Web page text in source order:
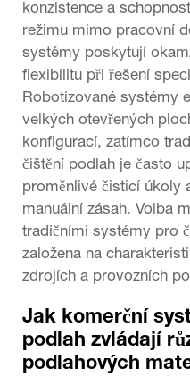
konzistence a
režimu mimo pracovní
systémy poskytují
flexibilitu při řešení
Robotizované systémy
velkých otevřených
konfigurací, zatímco
čištění podlah je často
proměnlivé čisticí úkoly
manuální zásah. Volba
tradičními systémy pro
založena na
zdrojích a provozních
Jak komerční
podlah zvládají
podlahových